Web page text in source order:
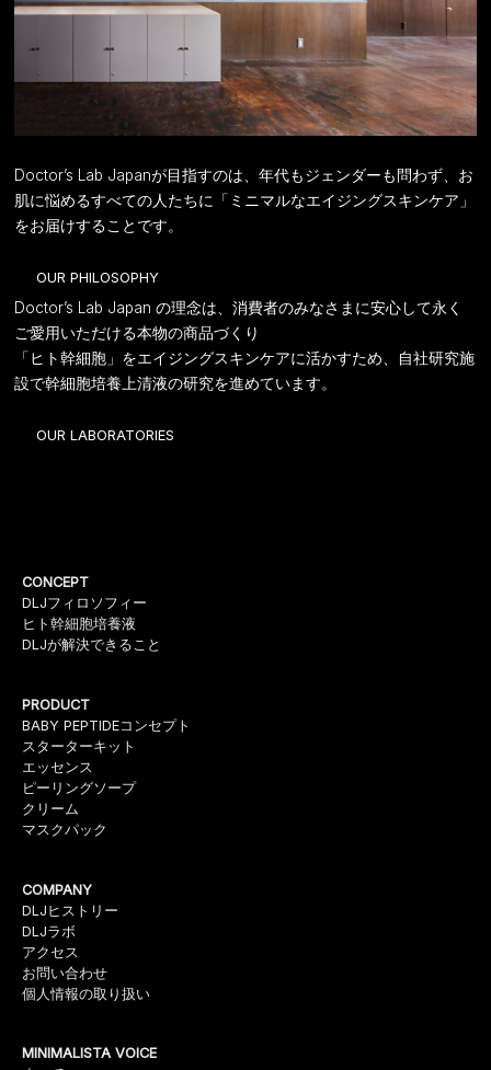
Doctor’s Lab Japanが目指すのは、年代もジェンダーも問わず、お
肌に悩めるすべての人たちに「ミニマルなエイジングスキンケア」
をお届けすることです。
OUR PHILOSOPHY
Doctor’s Lab Japan の理念は、消費者のみなさまに安心して永く
ご愛用いただける本物の商品づくり
「ヒト幹細胞」をエイジングスキンケアに活かすため、自社研究施
設で幹細胞培養上清液の研究を進めています。
OUR LABORATORIES
CONCEPT
DLJフィロソフィー
ヒト幹細胞培養液
DLJが解決できること
PRODUCT
BABY PEPTIDEコンセプト
スターターキット
エッセンス
ピーリングソープ
クリーム
マスクパック
COMPANY
DLJヒストリー
DLJラボ
アクセス
お問い合わせ
個人情報の取り扱い
MINIMALISTA VOICE